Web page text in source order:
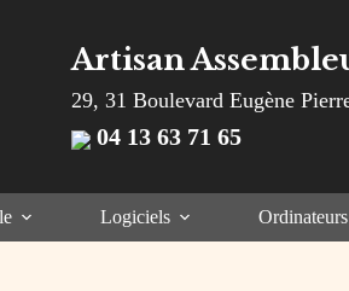
Artisan
29, 31 Boulevard Eugène
04 13 63 71 65
Logiciels Ordinateurs